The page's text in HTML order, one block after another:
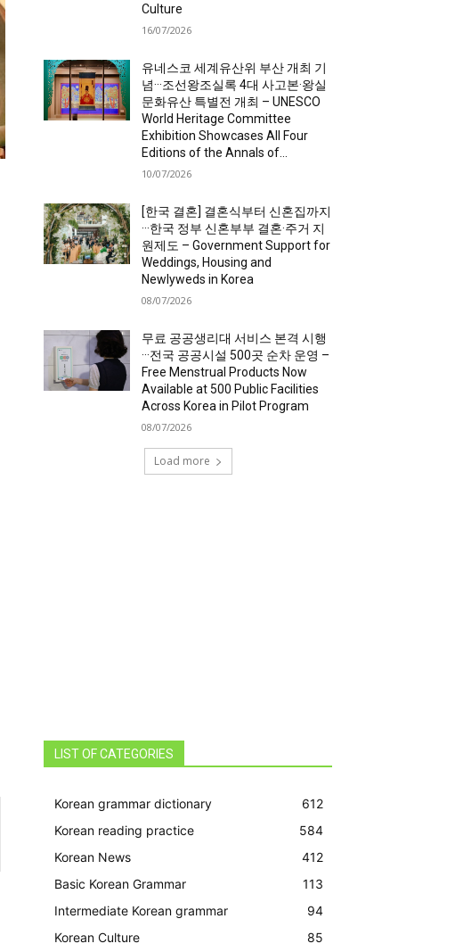
Culture
16/07/2026
유네스코 세계유산위 부산 개최 기
념···조선왕조실록 4대 사고본·왕실
문화유산 특별전 개최 – UNESCO
World Heritage Committee
Exhibition Showcases All Four
Editions of the Annals of...
10/07/2026
[한국 결혼] 결혼식부터 신혼집까지
···한국 정부 신혼부부 결혼·주거 지
원제도 – Government Support for
Weddings, Housing and
Newlyweds in Korea
08/07/2026
무료 공공생리대 서비스 본격 시행
···전국 공공시설 500곳 순차 운영 –
Free Menstrual Products Now
Available at 500 Public Facilities
Across Korea in Pilot Program
08/07/2026
Load more
LIST OF CATEGORIES
Korean grammar dictionary
612
Korean reading practice
584
Korean News
412
Basic Korean Grammar
113
Intermediate Korean grammar
94
Korean Culture
85